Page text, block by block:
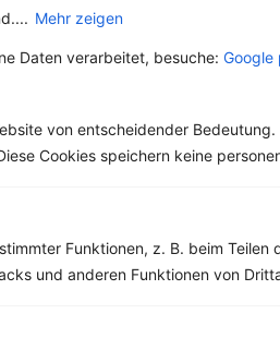
Mehr zeigen
Daten verarbeitet, besuche: Google
von entscheidender Bedeutung.
Cookies speichern keine
Funktionen, z. B. beim Teilen
und anderen Funktionen von
Ratgeber
AGBs